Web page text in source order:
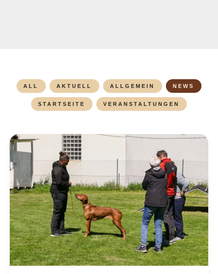
ALL AKTUELL ALLGEMEIN NEWS
STARTSEITE VERANSTALTUNGEN
Zuchttauglichkeitsprüfung
Herbst
2026